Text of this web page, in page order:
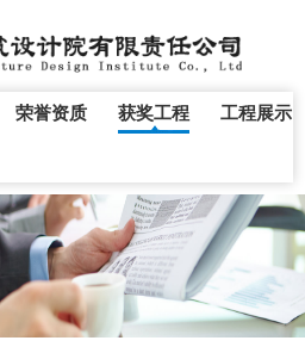
荣誉资质 获奖工程
工程展示